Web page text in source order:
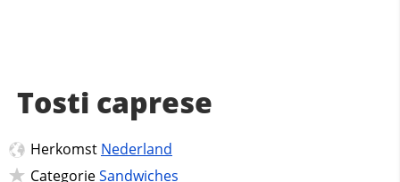
Tosti caprese
Herkomst Nederland
CategorieSandwiches